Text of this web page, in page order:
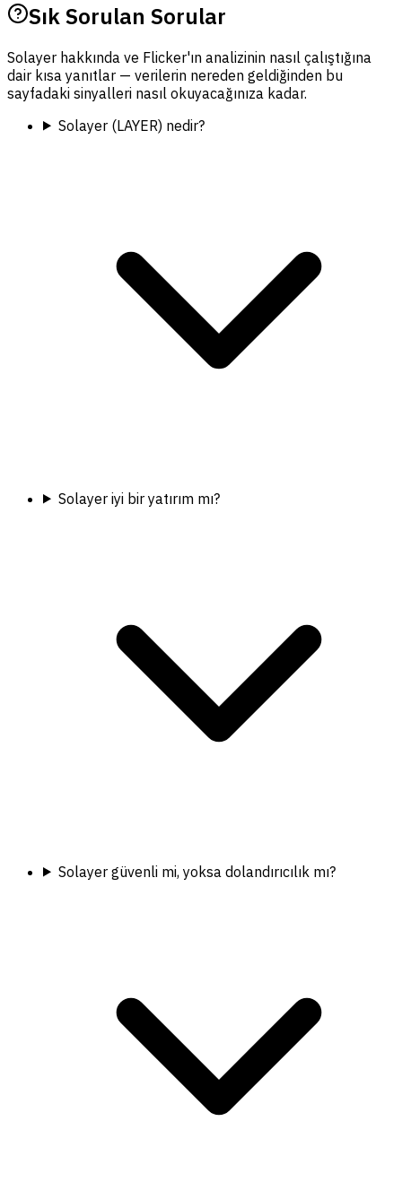
Sık Sorulan Sorular
Solayer hakkında ve Flicker'ın analizinin nasıl çalıştığına
dair kısa yanıtlar — verilerin nereden geldiğinden bu
sayfadaki sinyalleri nasıl okuyacağınıza kadar.
Solayer (LAYER) nedir?
Solayer iyi bir yatırım mı?
Solayer güvenli mi, yoksa dolandırıcılık mı?